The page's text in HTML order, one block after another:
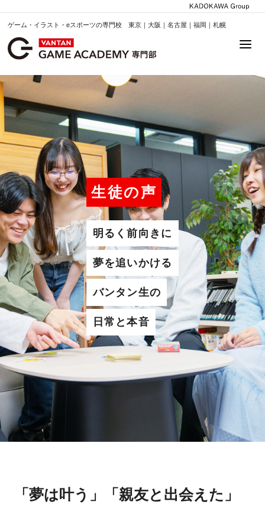
ゲーム・イラスト・eスポーツの専門校 東京｜大阪｜名古屋｜福岡｜札幌
生徒の声
明るく前向きに
夢を追いかける
バンタン生の
日常と本音
「夢は叶う」「親友と出会えた」